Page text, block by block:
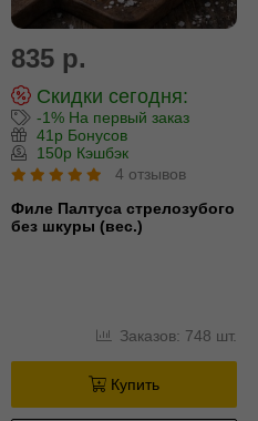
835 р.
Скидки сегодня:
-1% На первый заказ
41р Бонусов
150р Кэшбэк
4 отзывов
Филе Палтуса стрелозубого
без шкуры (вес.)
Заказов: 748 шт.
Купить